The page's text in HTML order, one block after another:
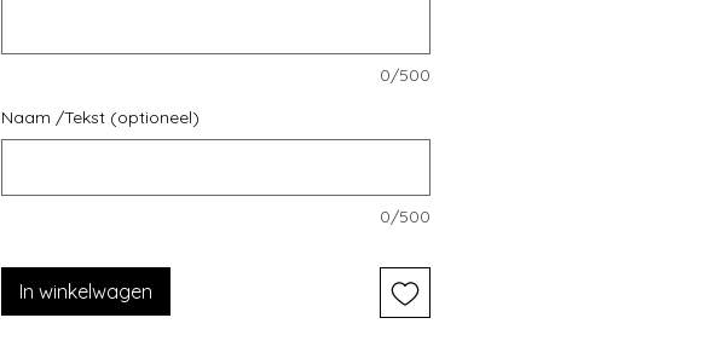
0/500
Naam /Tekst (optioneel)
0/500
In winkelwagen